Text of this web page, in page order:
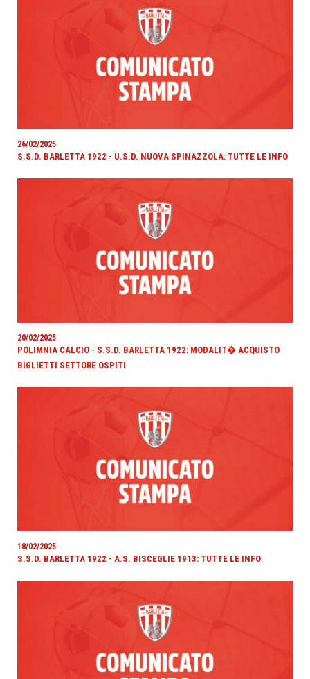
26/02/2025
S.S.D. BARLETTA 1922 - U.S.D. NUOVA SPINAZZOLA: TUTTE LE INFO
20/02/2025
POLIMNIA CALCIO - S.S.D. BARLETTA 1922: MODALIT� ACQUISTO
BIGLIETTI SETTORE OSPITI
18/02/2025
S.S.D. BARLETTA 1922 - A.S. BISCEGLIE 1913: TUTTE LE INFO